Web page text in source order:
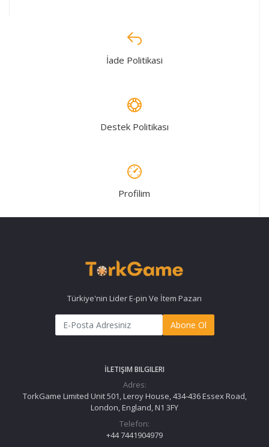
İade Politikasi
Destek Politikası
Profilim
Türkiye'nin Lider E-pin Ve İtem Pazarı
Abone Ol
İLETIŞIM BILGILERI
Adres:
TorkGame Limited Unit 501, Leroy House, 434-436 Essex Road,
London, England, N1 3FY
Telefon:
+44 7441904979